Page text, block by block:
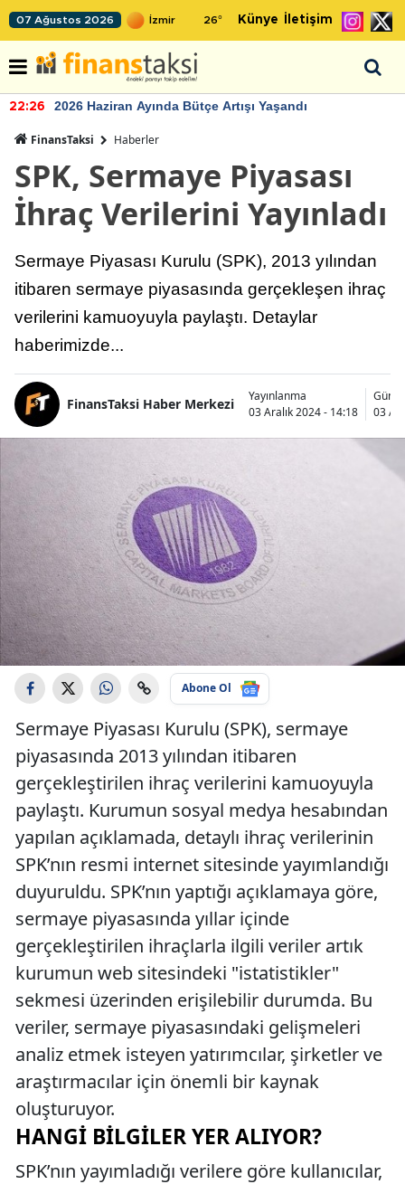
07 Ağustos 2026 26° Künye İletişim
22:26 2026 Haziran Ayında Bütçe Artışı Yaşandı
FinansTaksi Haberler
SPK, Sermaye Piyasası
İhraç Verilerini Yayınladı
Sermaye Piyasası Kurulu (SPK), 2013 yılından
itibaren sermaye piyasasında gerçekleşen ihraç
verilerini kamuoyuyla paylaştı. Detaylar
haberimizde...
FinansTaksi Haber Merkezi
Yayınlanma
03 Aralık 2024 - 14:18
03
Abone Ol
Sermaye Piyasası Kurulu (SPK), sermaye
piyasasında 2013 yılından itibaren
gerçekleştirilen ihraç verilerini kamuoyuyla
paylaştı. Kurumun sosyal medya hesabından
yapılan açıklamada, detaylı ihraç verilerinin
SPK’nın resmi internet sitesinde yayımlandığı
duyuruldu. SPK’nın yaptığı açıklamaya göre,
sermaye piyasasında yıllar içinde
gerçekleştirilen ihraçlarla ilgili veriler artık
kurumun web sitesindeki "istatistikler"
sekmesi üzerinden erişilebilir durumda. Bu
veriler, sermaye piyasasındaki gelişmeleri
analiz etmek isteyen yatırımcılar, şirketler ve
araştırmacılar için önemli bir kaynak
oluşturuyor.
HANGI BILGILER YER ALIYOR?
SPK’nın yayımladığı verilere göre kullanıcılar,